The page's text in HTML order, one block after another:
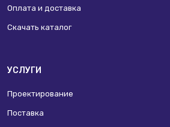
Оплата и доставка
Скачать каталог
УСЛУГИ
Проектирование
Поставка